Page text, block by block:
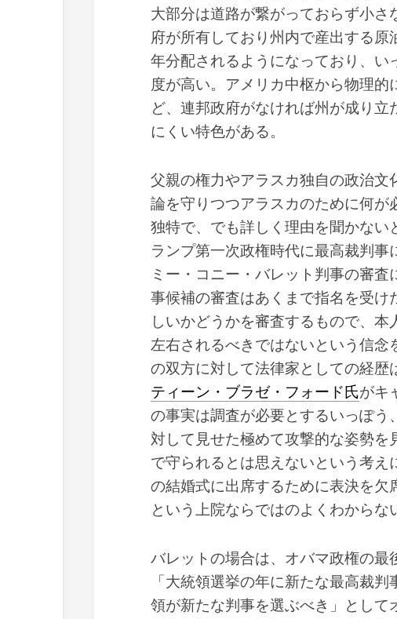
大部分は道路が繋がっておらず小
府が所有しており州内で産出する
年分配されるようになっており、
度が高い。アメリカ中枢から物理
ど、連邦政府がなければ州が成り
にくい特色がある。
父親の権力やアラスカ独自の政治文
論を守りつつアラスカのために何が
独特で、でも詳しく理由を聞かない
ランプ第一次政権時代に最高裁判
ミー・コニー・バレット判事の審
事候補の審査はあくまで指名を受
しいかどうかを審査するもので、
左右されるべきではないという信念
の双方に対して法律家としての経歴
ティーン・ブラゼ・フォード氏がキ
の事実は調査が必要とするいっぽ
対して見せた極めて攻撃的な姿勢
で守られるとは思えないという考
の結婚式に出席するために表決を
という上院ならではのよくわからな
バレットの場合は、オバマ政権の
「大統領選挙の年に新たな最高裁
領が新たな判事を選ぶべき」とし